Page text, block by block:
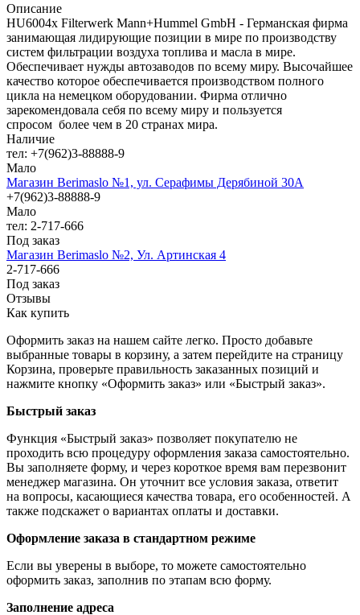
Описание
HU6004x Filterwerk Mann+Hummel GmbH - Германская фирма
занимающая лидирующие позиции в мире по производству
систем фильтрации воздуха топлива и масла в мире.
Обеспечивает нужды автозаводов по всему миру. Высочайшее
качество которое обеспечивается производством полного
цикла на немецком оборудовании. Фирма отлично
зарекомендовала себя по всему миру и пользуется
спросом более чем в 20 странах мира.
Наличие
тел: +7(962)3-88888-9
Мало
Магазин Berimaslo №1, ул. Серафимы Дерябиной 30А
+7(962)3-88888-9
Мало
тел: 2-717-666
Под заказ
Магазин Berimaslo №2, Ул. Артинская 4
2-717-666
Под заказ
Отзывы
Как купить
Оформить заказ на нашем сайте легко. Просто добавьте
выбранные товары в корзину, а затем перейдите на страницу
Корзина, проверьте правильность заказанных позиций и
нажмите кнопку «Оформить заказ» или «Быстрый заказ».
Быстрый заказ
Функция «Быстрый заказ» позволяет покупателю не
проходить всю процедуру оформления заказа самостоятельно.
Вы заполняете форму, и через короткое время вам перезвонит
менеджер магазина. Он уточнит все условия заказа, ответит
на вопросы, касающиеся качества товара, его особенностей. А
также подскажет о вариантах оплаты и доставки.
Оформление заказа в стандартном режиме
Если вы уверены в выборе, то можете самостоятельно
оформить заказ, заполнив по этапам всю форму.
Заполнение адреса